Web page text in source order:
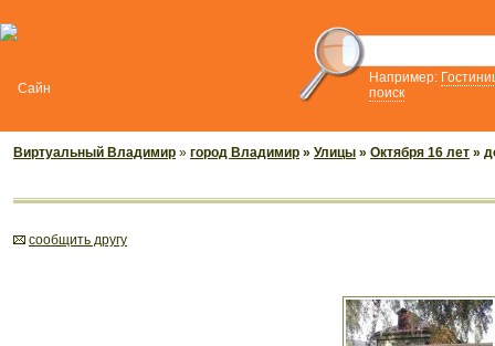
Например:
поиск
Виртуальный Владимир » город Владимир » Улицы » Октября 16 лет »
cообщить другу